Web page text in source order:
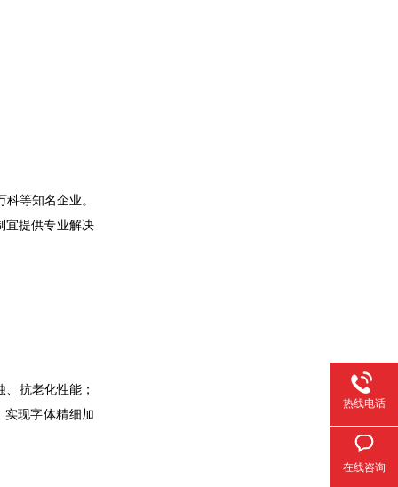
等知名企业。
宜提供专业解决
抗老化性能；
现字体精细加
热线电话
在线咨询